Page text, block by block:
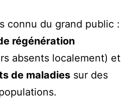
connu du grand public :
régénération
absents localement) et
de maladies sur des